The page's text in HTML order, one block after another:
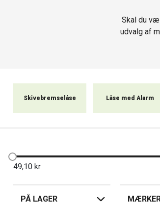
Skal du
udvalg af
Skivebremselåse Låse med Alarm
49,10 kr
PÅ LAGER